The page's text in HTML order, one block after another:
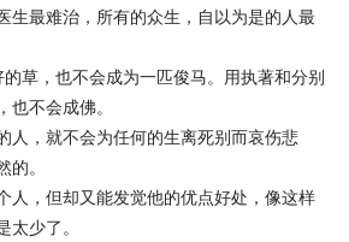
生最难治，所有的众生，自以为是的人最
草，也不会成为一匹俊马。用执著和分别
不会成佛。
人，就不会为任何的生离死别而哀伤悲
。
人，但却又能发觉他的优点好处，像这样
少了。